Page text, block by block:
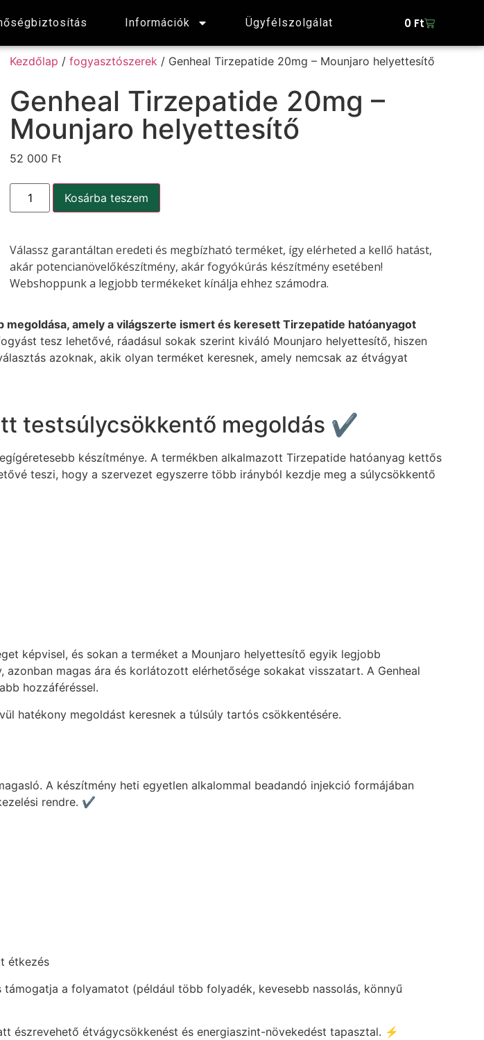
Információk Ügyfélszolgálat 0 Ft
Kezdőlap / fogyasztószerek / Genheal Tirzepatide 20mg – Mounjaro helyettesítő
Genheal Tirzepatide 20mg –
Mounjaro helyettesítő
52 000 Ft
Kosárba teszem
Válassz garantáltan eredeti és megbízható terméket, így elérheted a kellő hatást,
akár potencianövelőkészítmény, akár fogyókúrás készítmény esetében!
Webshoppunk a legjobb termékeket kínálja ehhez számodra.
amely a világszerte ismert és keresett Tirzepatide hatóanyagot
tesz lehetővé, ráadásul sokak szerint kiváló Mounjaro helyettesítő, hiszen
azoknak, akik olyan terméket keresnek, amely nemcsak az étvágyat
testsúlycsökkentő megoldás ✔️
készítménye. A termékben alkalmazott Tirzepatide hatóanyag kettős
teszi, hogy a szervezet egyszerre több irányból kezdje meg a súlycsökkentő
képvisel, és sokan a terméket a Mounjaro helyettesítő egyik legjobb
magas ára és korlátozott elérhetősége sokakat visszatart. A Genheal
hozzáféréssel.
hatékony megoldást keresnek a túlsúly tartós csökkentésére.
A készítmény heti egyetlen alkalommal beadandó injekció formájában
rendre. ✔️
étkezés
a folyamatot (például több folyadék, kevesebb nassolás, könnyű
észrevehető étvágycsökkenést és energiaszint-növekedést tapasztal. ⚡